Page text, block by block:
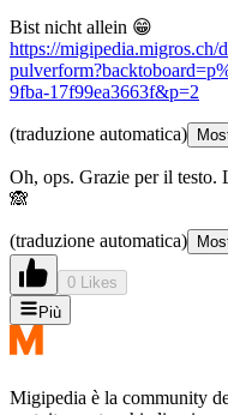
Bist nicht allein 😁
https://migipedia.migros.ch/
9fba-17f99ea3663f&p=2
(traduzione automatica)
Oh, ops. Grazie per il testo.
🙈
(traduzione automatica)
0 Likes
Più
Migipedia è la community